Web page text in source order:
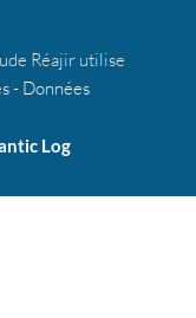
Réajir utilise
- Données
Log